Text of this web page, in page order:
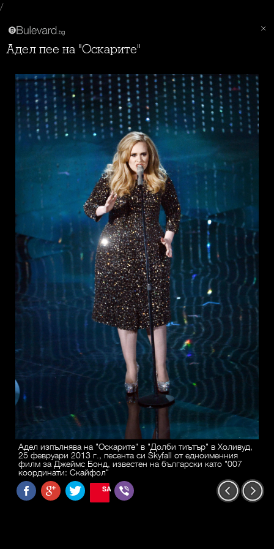
/
Адел пее на "Оскарите"
Адел изпълнява на "Оскарите" в "Долби тиътър" в Холивуд,
25 февруари 2013 г., песента си Skyfall от едноименния
филм за Джеймс Бонд, известен на български като "007
координати: Скайфол"
SAVE